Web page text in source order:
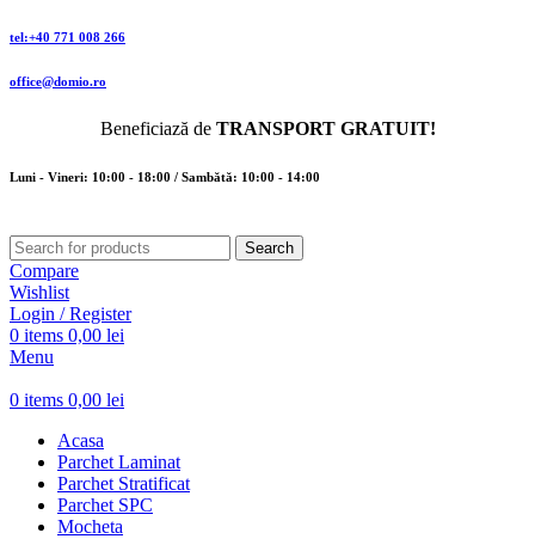
tel:+40 771 008 266
office@domio.ro
Beneficiază de TRANSPORT GRATUIT!
Luni - Vineri: 10:00 - 18:00 / Sambătă: 10:00 - 14:00
Search
Compare
Wishlist
Login / Register
0 items 0,00 lei
Menu
0 items 0,00 lei
Acasa
Parchet Laminat
Parchet Stratificat
Parchet SPC
Mocheta